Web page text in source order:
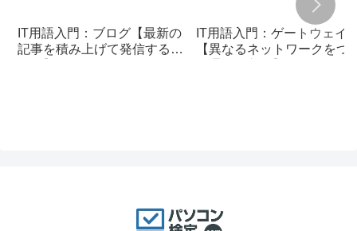
IT用語入門：ブログ【最新の
記事を積み上げて発信する仕
IT用語入門：ゲートウェイ
【異なるネットワークをつ